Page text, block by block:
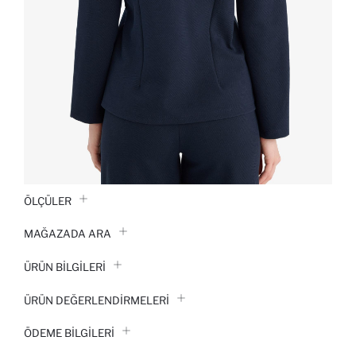
ÖLÇÜLER
MAĞAZADA ARA
ÜRÜN BILGILERI
ÜRÜN DEĞERLENDİRMELERİ
ÖDEME BİLGİLERİ